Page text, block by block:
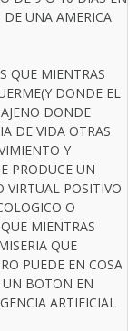
UNA AMERICA
QUE MIENTRAS
DONDE EL
DONDE
DE VIDA OTRAS
Y
PRODUCE UN
VIRTUAL POSITIVO
O
MIENTRAS
QUE
PUEDE EN COSA
UN BOTON EN
ARTIFICIAL